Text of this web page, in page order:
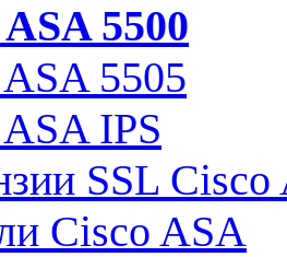
5500
5505
IPS
SSL Cisco
Cisco ASA